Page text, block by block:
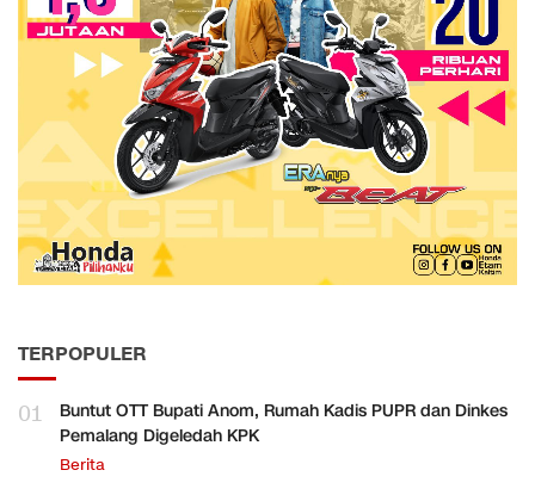
TERPOPULER
01
Buntut OTT Bupati Anom, Rumah Kadis PUPR dan Dinkes
Pemalang Digeledah KPK
Berita